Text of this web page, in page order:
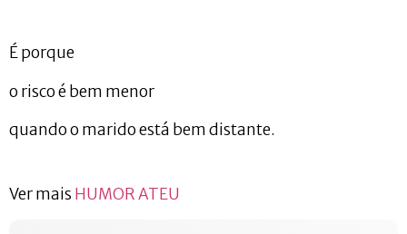
É porque
o risco é bem menor
quando o marido está bem distante.
Ver mais HUMOR ATEU